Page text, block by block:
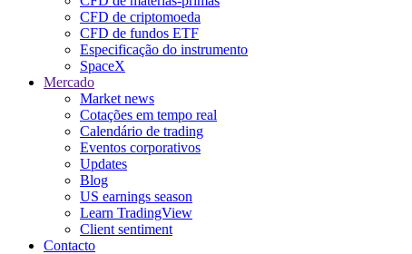
CFD de criptomoeda
CFD de fundos ETF
Especificação do instrumento
SpaceX
Mercado
Market news
Cotações em tempo real
Calendário de trading
Eventos corporativos
Updates
Blog
US earnings season
Learn TradingView
Client sentiment
Contacto